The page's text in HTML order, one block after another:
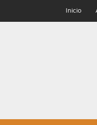
Inicio